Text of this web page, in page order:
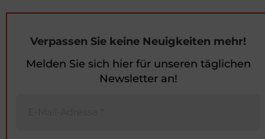
Verpassen Sie keine Neuigkeiten mehr!
Melden Sie sich hier für unseren täglichen
Newsletter an!